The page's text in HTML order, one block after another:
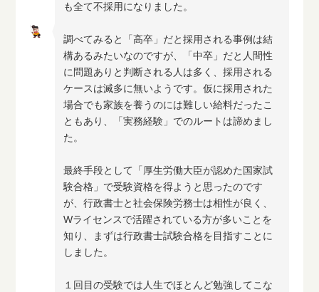
も全て不採用になりました。
調べてみると「高卒」だと採用される事例は結
構あるみたいなのですが、「中卒」だと人間性
に問題ありと判断される人は多く、採用される
ケースは滅多に無いようです。仮に採用された
場合でも家族を養うのには難しい給料だったこ
ともあり、「実務経験」でのルートは諦めまし
た。
最終手段として「厚生労働大臣が認めた国家試
験合格」で受験資格を得ようと思ったのです
が、行政書士と社会保険労務士は相性が良く、
Wライセンスで活躍されている方が多いことを
知り、まずは行政書士試験合格を目指すことに
しました。
１回目の受験では人生でほとんど勉強してこな